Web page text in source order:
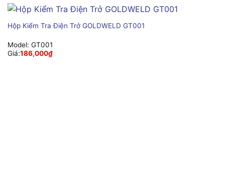
Hộp Kiểm Tra Điện Trở GOLDWELD GT001
Model: GT001
Giá:186,000₫